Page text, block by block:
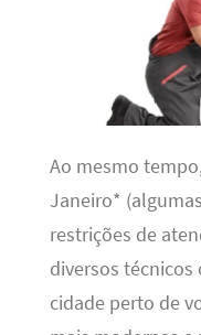
Ao mesmo
Janeiro*
restrições de
diversos
cidade perto de